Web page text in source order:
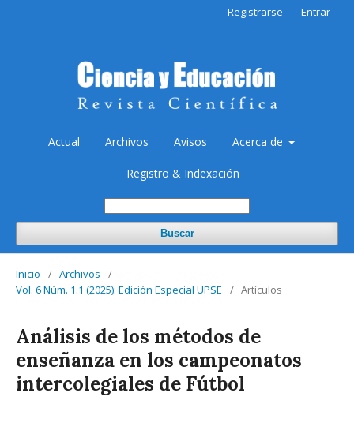
Actual Archivos Avisos Acerca de
Registro & Indexación
Buscar
Registrarse Entrar
Inicio / Archivos
/
Vol. 6 Núm. 1.1 (2025): Edición Especial UPSE
/ Artículos
Análisis de los métodos de
enseñanza en los campeonatos
intercolegiales de Fútbol